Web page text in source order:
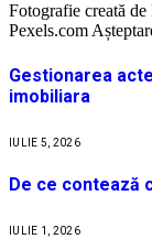
Fotografie creată
Pexels.com
Gestionarea
imobiliara
IULIE 5, 2026
De ce contează
IULIE 1, 2026